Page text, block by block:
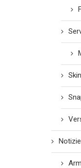
Skin
Notizie